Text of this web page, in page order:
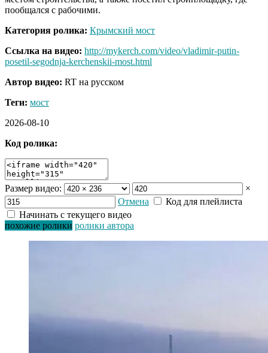
пообщался с рабочими.
Категория ролика: Крымский мост
Ссылка на видео: http://mykerch.com/video/vladimir-putin-
posetil-segodnja-kerchenskii-most.html
Автор видео: RT на русском
Теги: мост
2026-08-10
Код ролика:
Размер видео:
×
Отмена
Код для плейлиста
Начинать с текущего видео
похожие ролики ролики автора